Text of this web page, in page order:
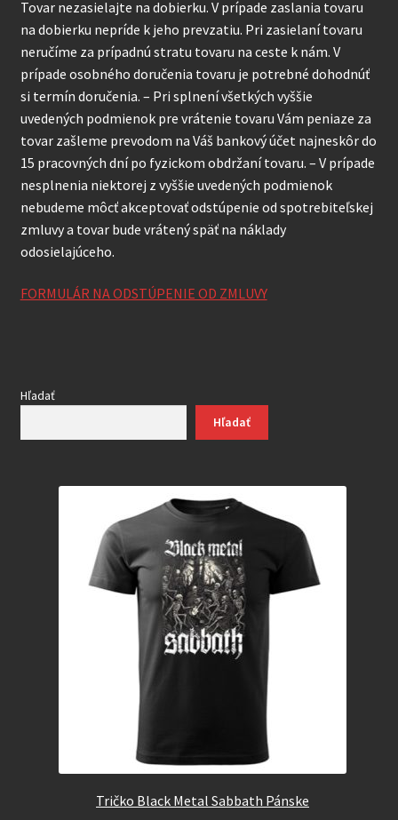
Tovar nezasielajte na dobierku. V prípade zaslania tovaru
na dobierku nepríde k jeho prevzatiu. Pri zasielaní tovaru
neručíme za prípadnú stratu tovaru na ceste k nám. V
prípade osobného doručenia tovaru je potrebné dohodnúť
si termín doručenia. – Pri splnení všetkých vyššie
uvedených podmienok pre vrátenie tovaru Vám peniaze za
tovar zašleme prevodom na Váš bankový účet najneskôr do
15 pracovných dní po fyzickom obdržaní tovaru. – V prípade
nesplnenia niektorej z vyššie uvedených podmienok
nebudeme môcť akceptovať odstúpenie od spotrebiteľskej
zmluvy a tovar bude vrátený späť na náklady
odosielajúceho.
FORMULÁR NA ODSTÚPENIE OD ZMLUVY
Hľadať
Hľadať
Tričko Black Metal Sabbath Pánske